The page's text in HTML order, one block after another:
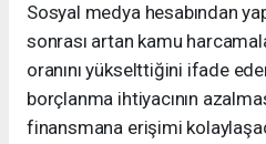
Sosyal medya hesabından
sonrası artan kamu
oranını yükselttiğini ifade
borçlanma ihtiyacının
finansmana erişimi